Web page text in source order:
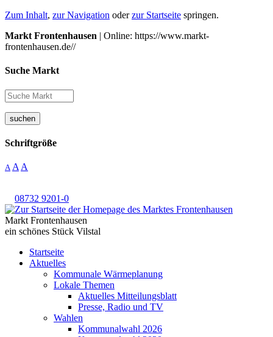
Zum Inhalt, zur Navigation oderzur Startseite springen.
Markt Frontenhausen | Online: https://www.markt-
frontenhausen.de//
Suche Markt
suchen
Schriftgröße
A A A
08732 9201-0
Markt Frontenhausen
ein schönes Stück Vilstal
Startseite
Aktuelles
Kommunale Wärmeplanung
Lokale Themen
Aktuelles Mitteilungsblatt
Presse, Radio und TV
Wahlen
Kommunalwahl 2026